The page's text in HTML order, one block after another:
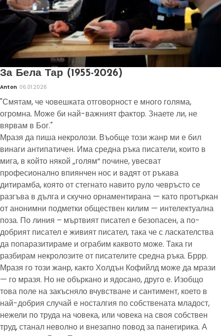
За Бела Тар (1955-2026)
Anton 06.01.2026
"Смятам, че човешката отговорност е много голяма,
огромна. Може би най-важният фактор. Знаете ли, не
вярвам в Бог."
Мразя да пиша некролози. Въобще този жанр ми е бил
винаги антипатичен. Има средна ръка писатели, които в
мига, в който някой „голям“ почине, увесват
професионално впиянчен нос и вадят от ръкава
дитирамба, която от стегнато навито руло чевръсто се
разгъва в дълга и скучно орнаментирана — като протъркан
от анонимни подметки обществен килим — интелектуална
поза. По линия – мъртвият писател е безопасен, а по-
добрият писател е живият писател, така че с ласкателства
да попаразитираме и ограбим каквото може. Така ги
разбирам некролозите от писателите средна ръка. Бррр.
Мразя го този жанр, както Холдън Кофийлд може да мрази
— го мразя. Но не объркано и ядосано, друго е. Изобщо
това поле на закъсняло вчувстване и сантимент, което в
най-добрия случай е носталгия по собствената младост,
нежели по труда на човека, или човека на своя собствен
труд, станал неволно и внезапно повод за панегирика. А